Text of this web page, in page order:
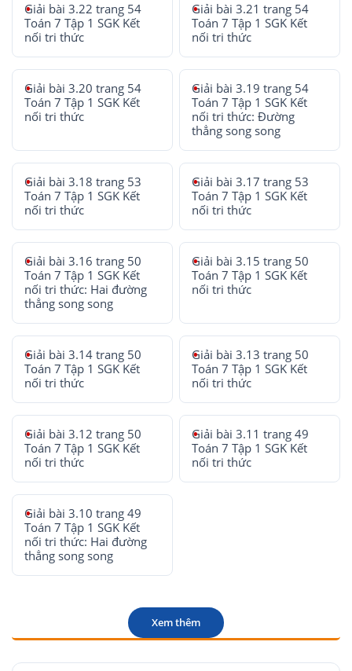
Giải bài 3.22 trang 54
Toán 7 Tập 1 SGK Kết
nối tri thức
Giải bài 3.21 trang 54
Toán 7 Tập 1 SGK Kết
nối tri thức
Giải bài 3.20 trang 54
Toán 7 Tập 1 SGK Kết
nối tri thức
Giải bài 3.19 trang 54
Toán 7 Tập 1 SGK Kết
nối tri thức: Đường
thẳng song song
Giải bài 3.18 trang 53
Toán 7 Tập 1 SGK Kết
nối tri thức
Giải bài 3.17 trang 53
Toán 7 Tập 1 SGK Kết
nối tri thức
Giải bài 3.16 trang 50
Toán 7 Tập 1 SGK Kết
nối tri thức: Hai đường
thẳng song song
Giải bài 3.15 trang 50
Toán 7 Tập 1 SGK Kết
nối tri thức
Giải bài 3.14 trang 50
Toán 7 Tập 1 SGK Kết
nối tri thức
Giải bài 3.13 trang 50
Toán 7 Tập 1 SGK Kết
nối tri thức
Giải bài 3.12 trang 50
Toán 7 Tập 1 SGK Kết
nối tri thức
Giải bài 3.11 trang 49
Toán 7 Tập 1 SGK Kết
nối tri thức
Giải bài 3.10 trang 49
Toán 7 Tập 1 SGK Kết
nối tri thức: Hai đường
thẳng song song
Xem thêm